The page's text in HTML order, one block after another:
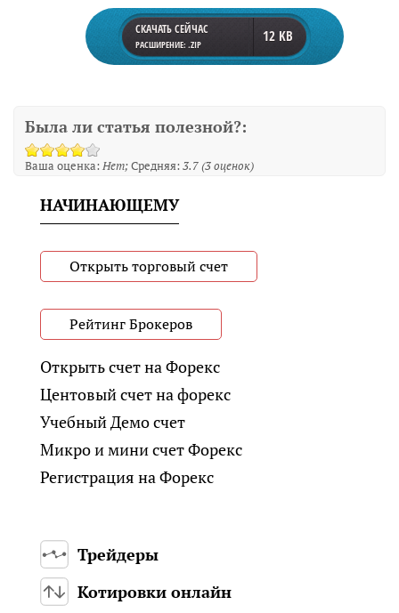
СКАЧАТЬ СЕЙЧАС
РАСШИРЕНИЕ: .ZIP 12 KB
Была ли статья полезной?:
Ваша оценка:Нет Средняя:3.7(3оценок)
НАЧИНАЮЩЕМУ
Открыть торговый счет
Рейтинг Брокеров
Открыть счет на Форекс
Центовый счет на форекс
Учебный Демо счет
Микро и мини счет Форекс
Регистрация на Форекс
Трейдеры
Котировки онлайн